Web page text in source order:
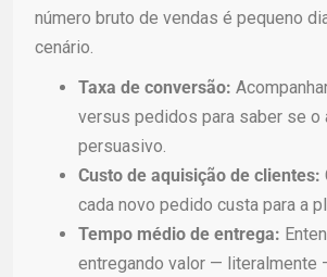
número bruto de vendas é pequeno
cenário.
Taxa de conversão:
versus pedidos para saber se o
persuasivo.
Custo de aquisição de clientes:
cada novo pedido custa para a
Tempo médio de entrega:
entregando valor — literalmente